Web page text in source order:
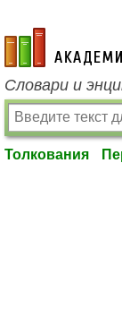
academic.ru
Словари и
Толкования